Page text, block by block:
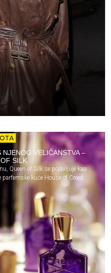
VELIČANSTVA –
SILK
Queen of Silk se pojavljuje kao
kuće House of Creed.